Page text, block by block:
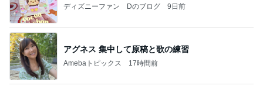
ディズニーファン Dのブログ 9日前
アグネス 集中して原稿と歌の練習
Amebaトピックス 17時間前